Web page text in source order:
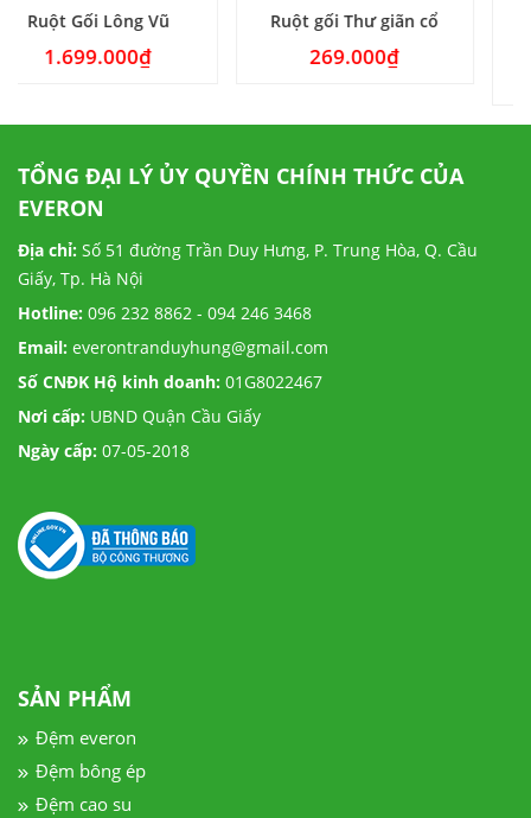
Vũ Ruột gối Thư giãn cổ
Ruột Gối Đầu
TỔNG ĐẠI LÝ ỦY QUYỀN CHÍNH THỨC CỦA
EVERON
Địa chỉ: Số 51 đường Trần Duy Hưng, P. Trung Hòa, Q. Cầu
Giấy, Tp. Hà Nội
Hotline: 096 232 8862 - 094 246 3468
Email: everontranduyhung@gmail.com
Số CNĐK Hộ kinh doanh: 01G8022467
Nơi cấp: UBND Quận Cầu Giấy
Ngày cấp: 07-05-2018
SẢN PHẨM
Đệm everon
Đệm bông ép
Đệm cao su